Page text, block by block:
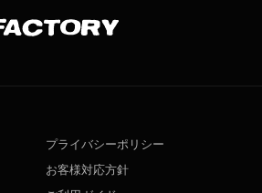
プライバシーポリシー
お客様対応方針